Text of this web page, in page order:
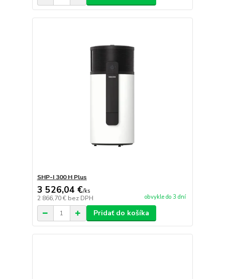
SHP-I 300 H Plus
3 526,04 €/ks
2 866,70 € bez DPH obvykle do 3 dní
Pridať do košíka